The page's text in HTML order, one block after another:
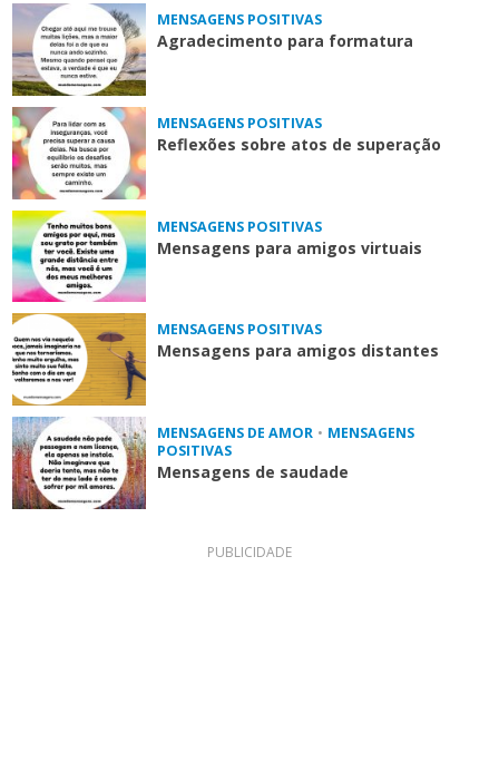
MENSAGENS POSITIVAS
Agradecimento para formatura
MENSAGENS POSITIVAS
Reflexões sobre atos de superação
MENSAGENS POSITIVAS
Mensagens para amigos virtuais
MENSAGENS POSITIVAS
Mensagens para amigos distantes
MENSAGENS DE AMOR • MENSAGENS
POSITIVAS
Mensagens de saudade
PUBLICIDADE